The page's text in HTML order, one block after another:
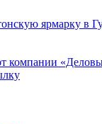
ярмарку в
компании